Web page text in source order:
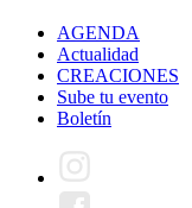
AGENDA
Actualidad
CREACIONES
Sube tu evento
Boletín